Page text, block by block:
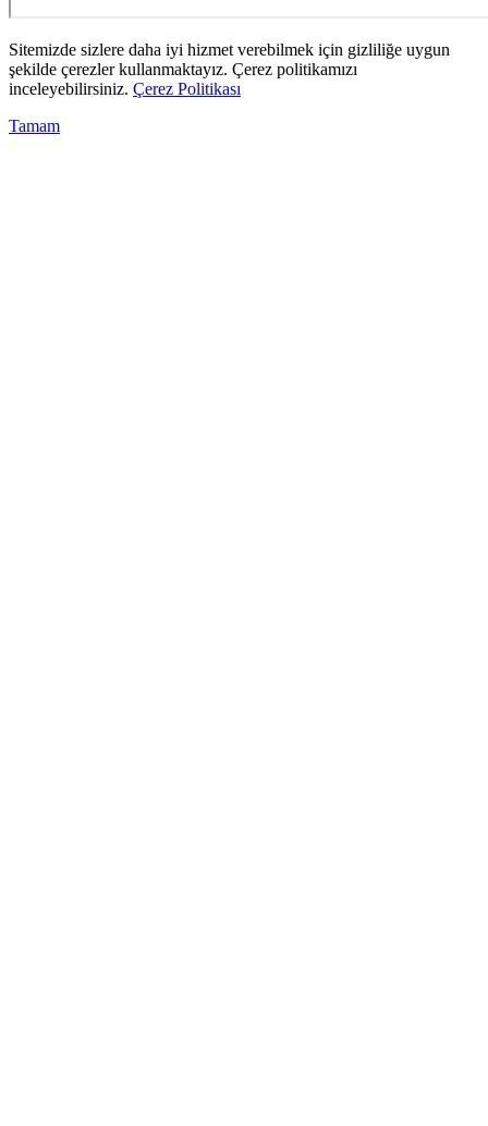
Sitemizde sizlere daha iyi hizmet verebilmek için gizliliğe uygun
şekilde çerezler kullanmaktayız. Çerez politikamızı
inceleyebilirsiniz. Çerez Politikası
Tamam